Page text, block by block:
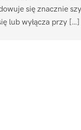
się znacznie
lub wyłącza przy […]